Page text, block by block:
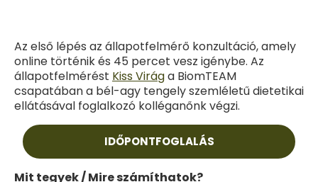
Az első lépés az állapotfelmérő konzultáció, amely
online történik és 45 percet vesz igénybe. Az
állapotfelmérést Kiss Virága BiomTEAM
csapatában a bél-agy tengely szemléletű dietetikai
ellátásával foglalkozó kolléganőnk végzi.
IDŐPONTFOGLALÁS
Mit tegyek / Mire számíthatok?